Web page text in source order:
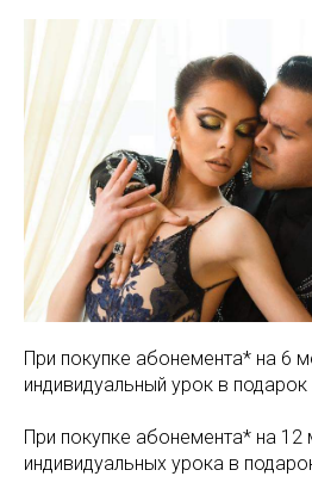
При покупке абонемента* на 6
индивидуальный урок в подарок
При покупке абонемента* на
индивидуальных урока в